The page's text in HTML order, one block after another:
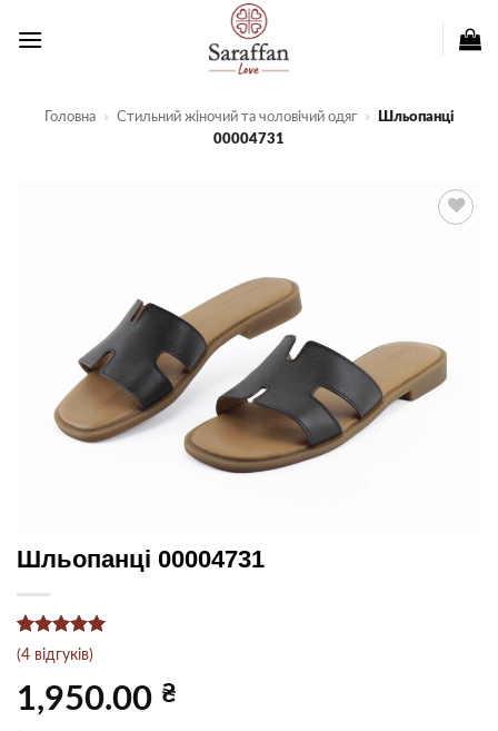
Головна » Стильний жіночий та чоловічий одяг »
Шльопанці
00004731
Шльопанці 00004731
Рейтинг5
з 5 на
основі
опитування
4
покупців
(4 відгуків)
1,950.00 ₴